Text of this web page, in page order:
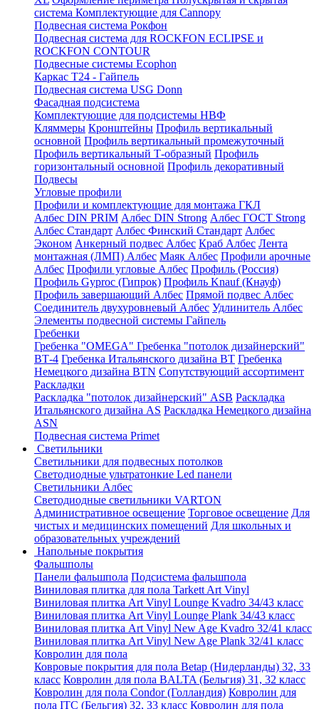
система Комплектующие для Cannopy
Подвесная система Рокфон
Подвесная система для ROCKFON ECLIPSE и
ROCKFON CONTOUR
Подвесные системы Ecophon
Каркас Т24 - Гайпель
Подвесная система USG Donn
Фасадная подсистема
Комплектующие для подсистемы НВФ
Кляммеры Кронштейны Профиль вертикальный
основной Профиль вертикальный промежуточный
Профиль вертикальный Т-образный Профиль
горизонтальный основной Профиль декоративный
Подвесы
Угловые профили
Профили и комплектующие для монтажа ГКЛ
Албес DIN PRIM Албес DIN Strong Албес ГОСТ Strong
Албес Стандарт Албес Финский Стандарт Албес
Эконом Анкерный подвес Албес Краб Албес Лента
монтажная (ЛМП) Албес Маяк Албес Профили арочные
Албес Профили угловые Албес Профиль (Россия)
Профиль Gyproc (Гипрок) Профиль Knauf (Кнауф)
Профиль завершающий Албес Прямой подвес Албес
Соединитель двухуровневый Албес Удлинитель Албес
Элементы подвесной системы Гайпель
Гребенки
Гребенка "OMEGA" Гребенка "потолок дизайнерский"
ВТ-4 Гребенка Итальянского дизайна BT Гребенка
Немецкого дизайна ВТN Сопутствующий ассортимент
Раскладки
Раскладка "потолок дизайнерский" ASB Раскладка
Итальянского дизайна AS Раскладка Немецкого дизайна
АSN
Подвесная система Primet
Светильники
Светильники для подвесных потолков
Светодиодные ультратонкие Led панели
Светильники Албес
Светодиодные светильники VARTON
Административное освещение Торговое освещение Для
чистых и медицинских помещений Для школьных и
образовательных учреждений
Напольные покрытия
Фальшполы
Панели фальшпола Подсистема фальшпола
Виниловая плитка для пола Tarkett Art Vinyl
Виниловая плитка Art Vinyl Lounge Kvadro 34/43 класс
Виниловая плитка Art Vinyl Lounge Plank 34/43 класс
Виниловая плитка Art Vinyl New Age Kvadro 32/41 класс
Виниловая плитка Art Vinyl New Age Plank 32/41 класс
Ковролин для пола
Ковровые покрытия для пола Betap (Нидерланды) 32, 33
класс Ковролин для пола BALTA (Бельгия) 31, 32 класс
Ковролин для пола Condor (Голландия) Ковролин для
пола ITC (Бельгия) 32, 33 класс Ковролин для пола